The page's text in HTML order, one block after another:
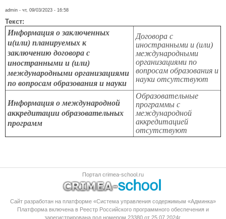
admin - чт, 09/03/2023 - 16:58
Текст:
Информация о заключенных
и(или) планируемых к
заключению договора с
иностранными и (или)
международными организациями
по вопросам образования и науки
Договора с
иностранными и (или)
международными
организациями по
вопросам образования и
науки отсутствуют
Информация о международной
аккредитации образовательных
программ
Образовательные
программы с
международной
аккредитацией
отсутствуют
Портал crimea-school.ru
Сайт разработан на платформе «Система управления содержимым «Админка»
Платформа включена в Реестр Российского программного обеспечения и
зарегистрирована под номером 23380 от 25.07.2024г.